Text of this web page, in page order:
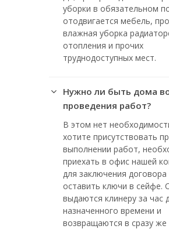
уборки в обязательном
отодвигается мебель,
влажная уборка
отопления и прочих
труднодоступных мест.
Нужно ли быть дома
проведения работ?
В этом нет
хотите присутствовать
выполнении работ,
приехать в офис нашей
для заключения договора
оставить ключи в сейфе.
выдаются клинеру за час
назначенного времени и
возвращаются в сразу же